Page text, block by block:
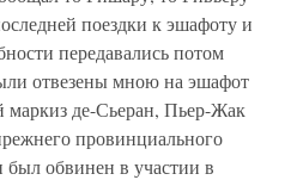
поездки к эшафоту и
передавались потом
отвезены мною на эшафот
де-Сьеран, Пьер-Жак
провинциального
обвинен в участии в